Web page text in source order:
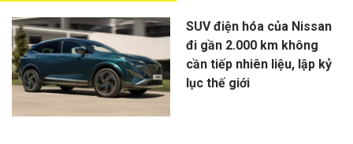
SUV điện hóa của Nissan
đi gần 2.000 km không
cần tiếp nhiên liệu, lập kỷ
lục thế giới